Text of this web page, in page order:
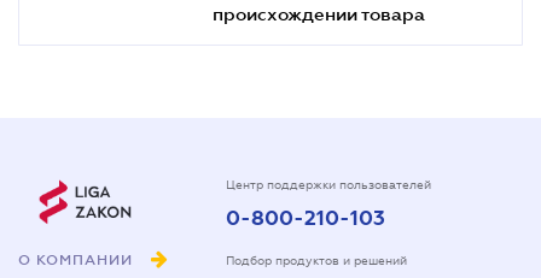
происхождении товара
О КОМПАНИИ
Центр поддержки пользователей
0-800-210-103
Подбор продуктов и решений